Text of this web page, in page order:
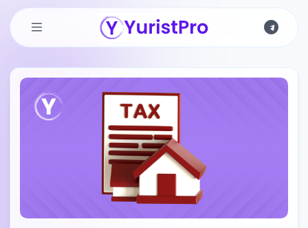
Skip to main content